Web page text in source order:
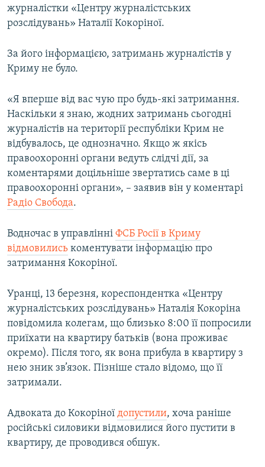
СПЕЦПРОЕКТИ
ДЕПОРТАЦІЯ
ВІДЕОУРОКИ «ELIFBE»
СВІДЧЕННЯ ОКУПАЦІЇ
ІНФОГРАФІКА
ЯК ОБІЙТИ БЛОКУВАННЯ
Русский
ДОЛУЧАЙСЯ!
Усі сайти RFE/RL
журналістки «Центру журналістських
розслідувань» Наталії Кокоріної.
За його інформацією, затримань журналістів у
Криму не було.
«Я вперше від вас чую про будь-які затримання.
Наскільки я знаю, жодних затримань сьогодні
журналістів на території республіки Крим не
відбувалось, це однозначно. Якщо ж якісь
правоохоронні органи ведуть слідчі дії, за
коментарями доцільніше звертатись саме в ці
правоохоронні органи», – заявив він у коментарі
Радіо Свобода.
Водночас в управлінні ФСБ Росії в Криму
відмовились коментувати інформацію про
затримання Кокоріної.
Уранці, 13 березня, кореспондентка «Центру
журналістських розслідувань» Наталія Кокоріна
повідомила колегам, що близько 8:00 її попросили
приїхати на квартиру батьків (вона проживає
окремо). Після того, як вона прибула в квартиру з
нею зник зв’язок. Пізніше стало відомо, що її
затримали.
Адвоката до Кокоріної допустили, хоча раніше
російські силовики відмовилися його пустити в
квартиру, де проводився обшук.